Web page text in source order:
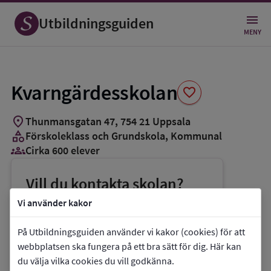
Vi använder kakor
På Utbildningsguiden använder vi kakor (cookies) för att
webbplatsen ska fungera på ett bra sätt för dig. Här kan
du välja vilka cookies du vill godkänna.
Utbildningsguiden MENY
Kvarngärdesskolan favorite
Spara
som
favorit
location_onThunmansgatan 47, 75421 Uppsala
categoryFörskoleklass och Grundskola, Kommunal
groups_3Cirka 600 elever
Vill du kontakta skolan?
phoneTelefon:018-7275900
E-post: yvonne.granroth@uppsala.se
link Webbplats:Kvarngärdesskolan